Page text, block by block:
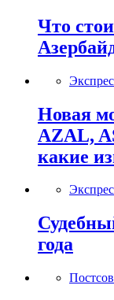
Что
Новая
AZAL,
какие
года